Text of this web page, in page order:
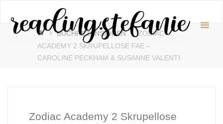
Inhalt
springen
♥️
STARTBUCHREZENSIONEN
ZODIAC
ACADEMY 2 SKRUPELLOSE FAE –
CAROLINE PECKHAM & SUSANNE VALENTI
Zodiac Academy 2 Skrupellose